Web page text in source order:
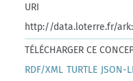
URI
http://data.loterre.fr/ark:/
TÉLÉCHARGER CE
RDF/XML TURTLE JSON-